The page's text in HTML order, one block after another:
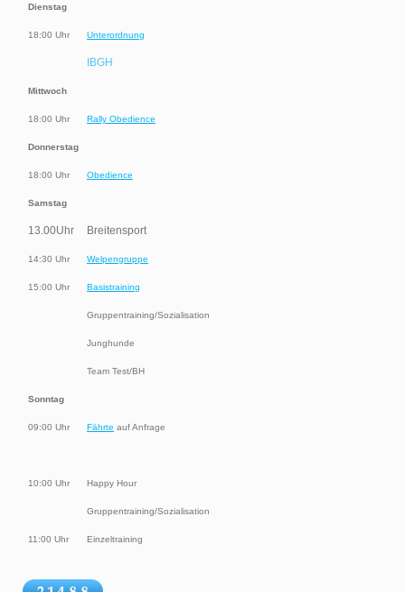
Dienstag
18:00 Uhr Unterordnung
IBGH
Mittwoch
18:00 Uhr Rally Obedience
Donnerstag
18:00 Uhr Obedience
Samstag
13.00Uhr Breitensport
14:30 Uhr Welpengruppe
15:00 Uhr Basistraining
Gruppentraining/Sozialisation
Junghunde
Team Test/BH
Sonntag
09:00 Uhr Fährte auf Anfrage
10:00 Uhr Happy Hour
Gruppentraining/Sozialisation
11:00 Uhr Einzeltraining